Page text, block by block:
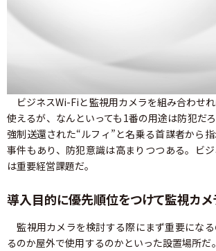
ビジネスWi-Fiと監視用カメラを組み合わせ
使えるが、なんといっても1番の用途は防犯だ
強制送還された“ルフィ”と名乗る首謀者から
事件もあり、防犯意識は高まりつつある。ビ
は重要経営課題だ。
導入目的に優先順位をつけて監視カ
監視用カメラを検討する際にまず重要にな
るのか屋外で使用するのかといった設置場所